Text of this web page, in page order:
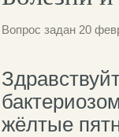
Вопрос задан 20
жёлтые